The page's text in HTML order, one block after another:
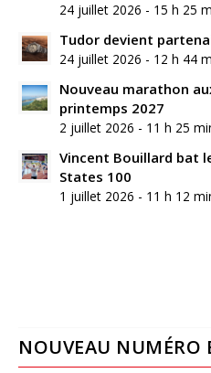
24 juillet 2026 - 15 h 25
Tudor devient
24 juillet 2026 - 12 h 44
Nouveau marathon
printemps 2027
2 juillet 2026 - 11 h 25
Vincent Bouillard bat
States 100
1 juillet 2026 - 11 h 12
NOUVEAU NUMÉRO